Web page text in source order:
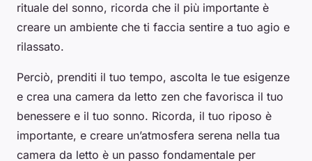
rituale del sonno, ricorda che il più importante è
creare un ambiente che ti faccia sentire a tuo agio e
rilassato.
Perciò, prenditi il tuo tempo, ascolta le tue esigenze
e crea una camera da letto zen che favorisca il tuo
benessere e il tuo sonno. Ricorda, il tuo riposo è
importante, e creare un’atmosfera serena nella tua
camera da letto è un passo fondamentale per